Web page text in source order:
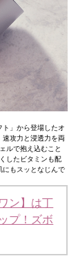
」から登場したオ
速攻力と浸透力を両
ルで抱え込むこと
したビタミンも配
にもスッとなじんで
ン】は丁
プ！ズボ